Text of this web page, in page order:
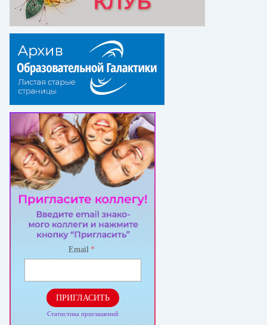
Email *
ПРИГЛАСИТЬ
Статистика приглашений